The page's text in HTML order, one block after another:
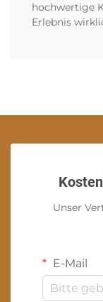
hochwertige
Erlebnis
Unser
E-Mail